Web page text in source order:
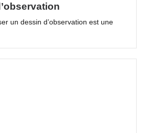
un dessin d’observation est une